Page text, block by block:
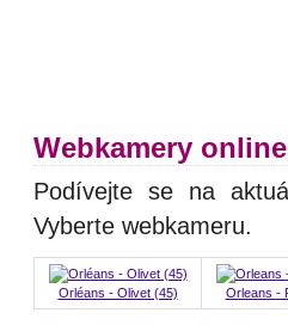
Webkamery
Podívejte se na
Vyberte webkameru.
Orléans - Olivet (45) Orleans -